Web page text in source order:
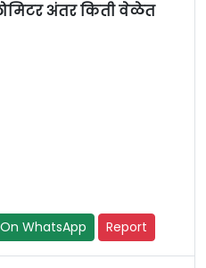
अंतर किती वेळेत
WhatsApp Report